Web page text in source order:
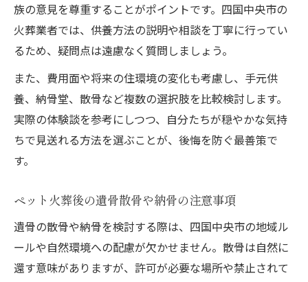
族の意見を尊重することがポイントです。四国中央市の
火葬業者では、供養方法の説明や相談を丁寧に行ってい
るため、疑問点は遠慮なく質問しましょう。
また、費用面や将来の住環境の変化も考慮し、手元供
養、納骨堂、散骨など複数の選択肢を比較検討します。
実際の体験談を参考にしつつ、自分たちが穏やかな気持
ちで見送れる方法を選ぶことが、後悔を防ぐ最善策で
す。
ペット火葬後の遺骨散骨や納骨の注意事項
遺骨の散骨や納骨を検討する際は、四国中央市の地域ル
ールや自然環境への配慮が欠かせません。散骨は自然に
還す意味がありますが、許可が必要な場所や禁止されて